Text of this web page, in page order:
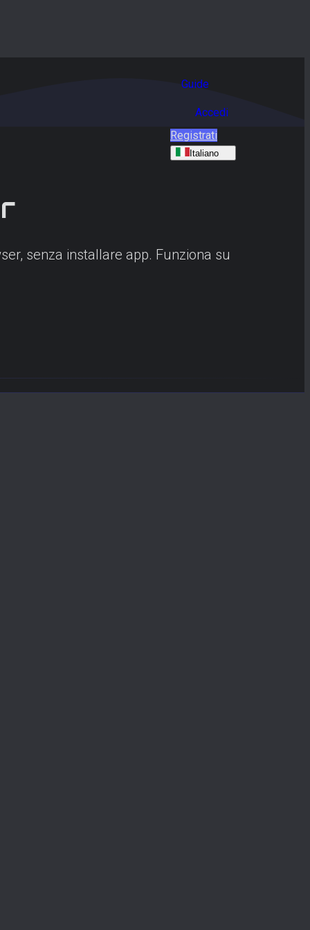
Guide
Accedi
Registrati
Italiano
senza installare app. Funziona su